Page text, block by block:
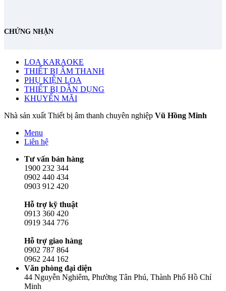
CHỨNG NHẬN
LOA KARAOKE
THIẾT BỊ ÂM THANH
PHỤ KIỆN LOA
THIẾT BỊ DÂN DỤNG
KHUYẾN MÃI
Nhà sản xuất Thiết bị âm thanh chuyên nghiệp Vũ Hồng Minh
Menu
Liên hệ
Tư vấn bán hàng
1900 232 344
0902 440 434
0903 912 420
Hỗ trợ kỹ thuật
0913 360 420
0919 344 776
Hỗ trợ giao hàng
0902 787 864
0962 244 162
Văn phòng đại diện
44 Nguyễn Nghiêm, Phường Tân Phú, Thành Phố Hồ Chí
Minh